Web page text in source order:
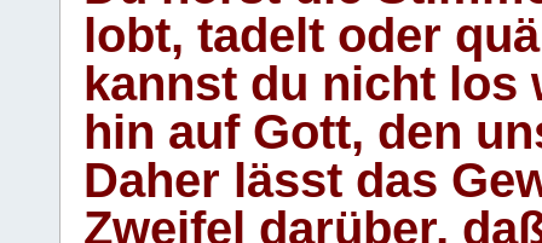
lobt, tadelt oder
kannst du nicht los
hin auf Gott, den
Daher lässt das
Zweifel darüber,